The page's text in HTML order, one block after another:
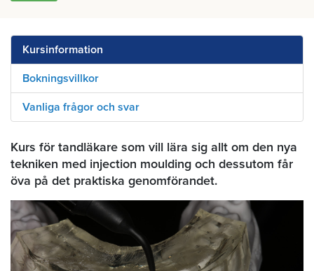
Kursinformation
Bokningsvillkor
Vanliga frågor och svar
Kurs för tandläkare som vill lära sig allt om den nya
tekniken med injection moulding och dessutom får
öva på det praktiska genomförandet.